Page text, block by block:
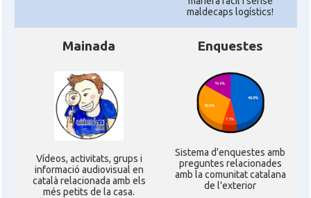
maldecaps logí­stics!
Mainada
Ví­deos, activitats, grups i
informació audiovisual en
català relacionada amb els
més petits de la casa.
Enquestes
Sistema d'enquestes amb
preguntes relacionades
amb la comunitat catalana
de l'exterior